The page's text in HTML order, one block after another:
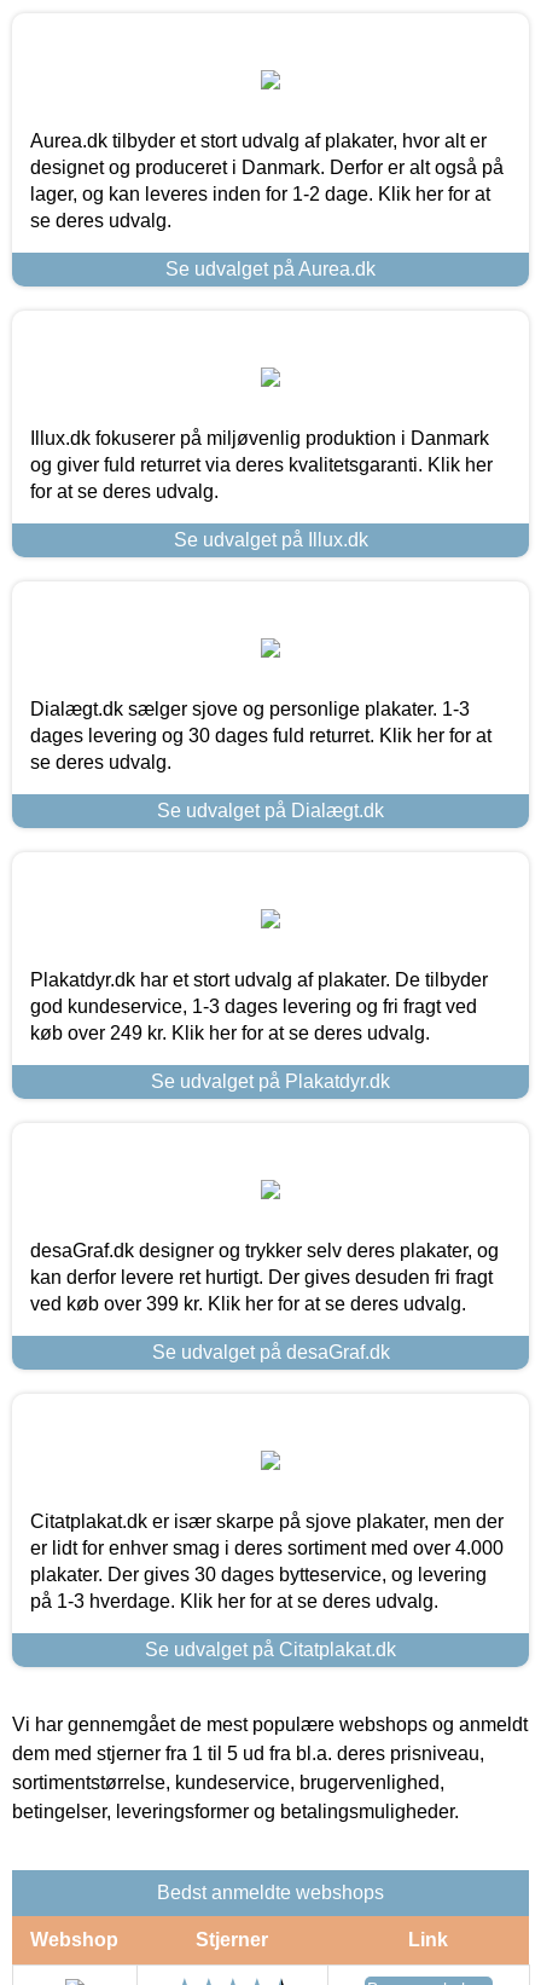
Aurea.dk tilbyder et stort udvalg af plakater, hvor alt er
designet og produceret i Danmark. Derfor er alt også på
lager, og kan leveres inden for 1-2 dage. Klik her for at
se deres udvalg.
Se udvalget på Aurea.dk
Illux.dk fokuserer på miljøvenlig produktion i Danmark
og giver fuld returret via deres kvalitetsgaranti. Klik her
for at se deres udvalg.
Se udvalget på Illux.dk
Dialægt.dk sælger sjove og personlige plakater. 1-3
dages levering og 30 dages fuld returret. Klik her for at
se deres udvalg.
Se udvalget på Dialægt.dk
Plakatdyr.dk har et stort udvalg af plakater. De tilbyder
god kundeservice, 1-3 dages levering og fri fragt ved
køb over 249 kr. Klik her for at se deres udvalg.
Se udvalget på Plakatdyr.dk
desaGraf.dk designer og trykker selv deres plakater, og
kan derfor levere ret hurtigt. Der gives desuden fri fragt
ved køb over 399 kr. Klik her for at se deres udvalg.
Se udvalget på desaGraf.dk
Citatplakat.dk er især skarpe på sjove plakater, men der
er lidt for enhver smag i deres sortiment med over 4.000
plakater. Der gives 30 dages bytteservice, og levering
på 1-3 hverdage. Klik her for at se deres udvalg.
Se udvalget på Citatplakat.dk
Vi har gennemgået de mest populære webshops og anmeldt
dem med stjerner fra 1 til 5 ud fra bl.a. deres prisniveau,
sortimentstørrelse, kundeservice, brugervenlighed,
betingelser, leveringsformer og betalingsmuligheder.
Bedst anmeldte webshops
Webshop Stjerner Link